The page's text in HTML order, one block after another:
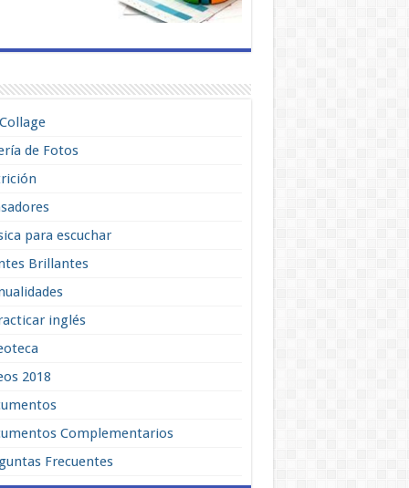
de Fotos
para escuchar
Brillantes
inglés
2018
Complementarios
Frecuentes